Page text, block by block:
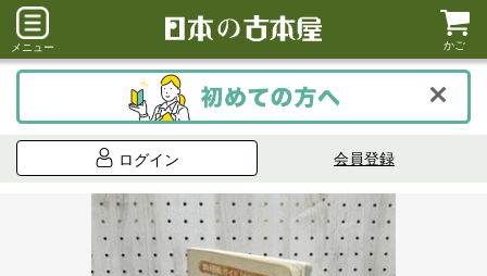
メニュー かご
ログイン 会員登録